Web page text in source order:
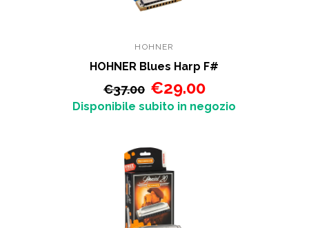
HOHNER
HOHNER Blues Harp F#
€37.00 €29.00
Disponibile subito in negozio